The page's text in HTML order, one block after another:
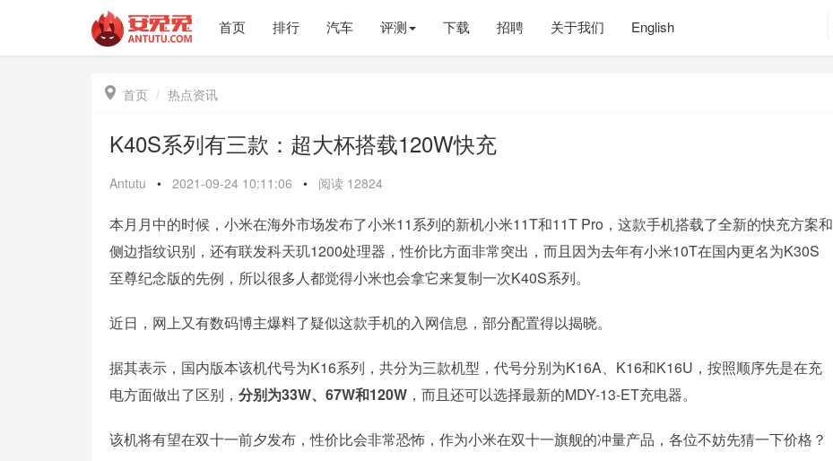
首页 排行 汽车 评测 下载 招聘 关于我们 English
 首页 热点资讯
K40S系列有三款：超大杯搭载120W快充
Antutu • 2021-09-24 10:11:06 • 阅读 12824
本月月中的时候，小米在海外市场发布了小米11系列的新机小米11T和11T Pro，这款手机搭载了全新的快充方案和
侧边指纹识别，还有联发科天玑1200处理器，性价比方面非常突出，而且因为去年有小米10T在国内更名为K30S
至尊纪念版的先例，所以很多人都觉得小米也会拿它来复制一次K40S系列。
近日，网上又有数码博主爆料了疑似这款手机的入网信息，部分配置得以揭晓。
据其表示，国内版本该机代号为K16系列，共分为三款机型，代号分别为K16A、K16和K16U，按照顺序先是在充
电方面做出了区别， 分别为33W、67W和120W ，而且还可以选择最新的MDY-13-ET充电器。
该机将有望在双十一前夕发布，性价比会非常恐怖，作为小米在双十一旗舰的冲量产品，各位不妨先猜一下价格？